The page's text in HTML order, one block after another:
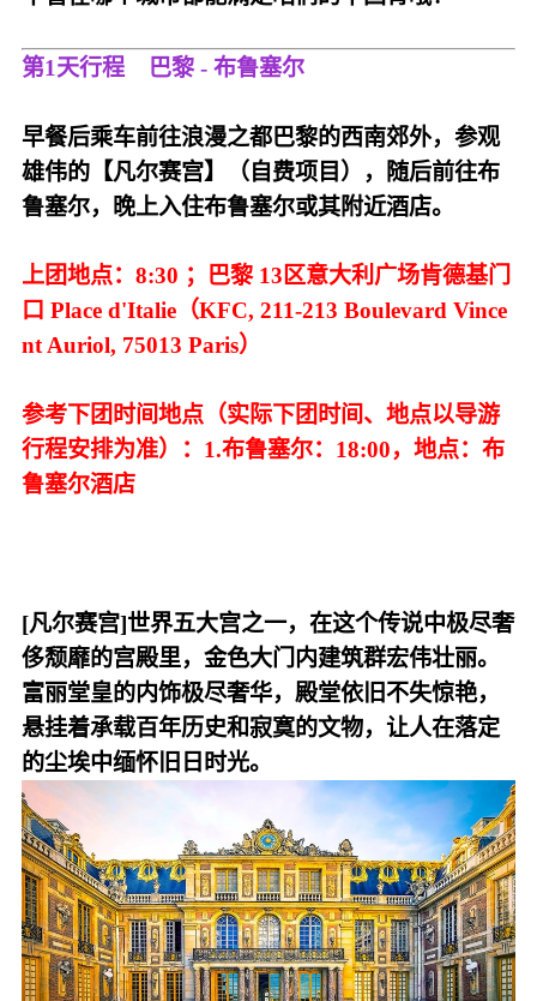
第1天行程 巴黎 - 布鲁塞尔
早餐后乘车前往浪漫之都巴黎的西南郊外，参观
雄伟的【凡尔赛宫】（自费项目），随后前往布
鲁塞尔，晚上入住布鲁塞尔或其附近酒店。
上团地点：8:30 ；巴黎 13区意大利广场肯德基门
口 Place d'Italie（KFC, 211-213 Boulevard Vince
nt Auriol, 75013 Paris）
参考下团时间地点（实际下团时间、地点以导游
行程安排为准）： 1.布鲁塞尔：18:00，地点：布
鲁塞尔酒店
[凡尔赛宫]世界五大宫之一，在这个传说中极尽奢
侈颓靡的宫殿里，金色大门内建筑群宏伟壮丽。
富丽堂皇的内饰极尽奢华，殿堂依旧不失惊艳，
悬挂着承载百年历史和寂寞的文物，让人在落定
的尘埃中缅怀旧日时光。